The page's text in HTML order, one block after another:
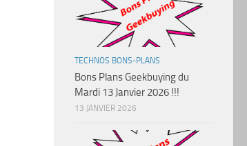
TECHNOS BONS-PLANS
Bons Plans Geekbuying du
Mardi 13 Janvier 2026 !!!
13 JANVIER 2026